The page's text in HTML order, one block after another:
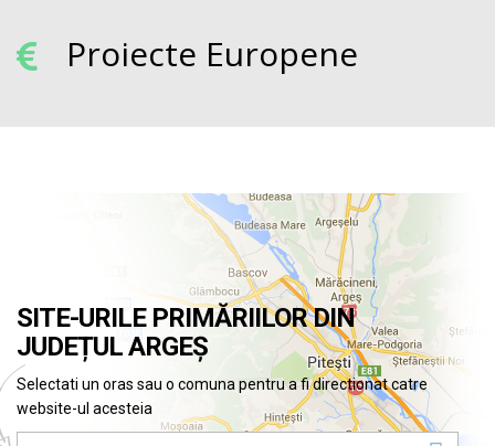
Proiecte Europene
SITE-URILE PRIMĂRIILOR DIN
JUDEȚUL ARGEȘ
Selectati un oras sau o comuna pentru a fi directionat catre
website-ul acesteia